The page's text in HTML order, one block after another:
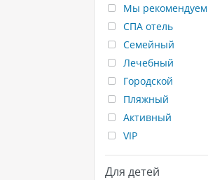
Мы рекомендуем
СПА отель
Семейный
Лечебный
Городской
Пляжный
Активный
VIP
Для детей